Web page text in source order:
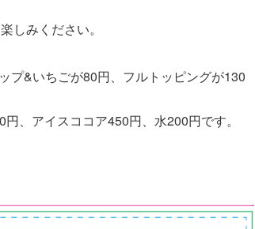
しみください。
プ&いちごが80円、フルトッピングが130
、アイスココア450円、水200円です。